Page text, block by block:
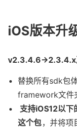
iOS版本升
v2.3.4.6->2.3.4.x
替换所有sdk包
framework文件
支持iOS12以
这个包，并将